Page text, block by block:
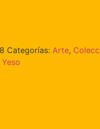
Categorías: Arte,
Yeso